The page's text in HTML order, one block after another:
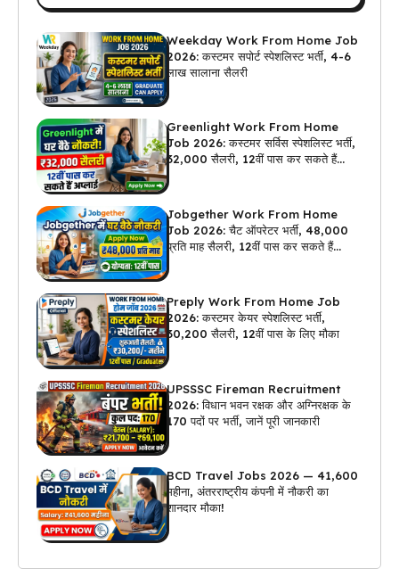
Weekday Work From Home Job
2026: कस्टमर सपोर्ट स्पेशलिस्ट भर्ती, 4-6
लाख सालाना सैलरी
Greenlight Work From Home
Job 2026: कस्टमर सर्विस स्पेशलिस्ट भर्ती,
₹32,000 सैलरी, 12वीं पास कर सकते हैं
Jobgether Work From Home
Job 2026: चैट ऑपरेटर भर्ती, ₹48,000
प्रति माह सैलरी, 12वीं पास कर सकते हैं
Preply Work From Home Job
2026: कस्टमर केयर स्पेशलिस्ट भर्ती,
₹30,200 सैलरी, 12वीं पास के लिए मौका
UPSSSC Fireman Recruitment
2026: विधान भवन रक्षक और अग्निरक्षक के
170 पदों पर भर्ती, जानें पूरी जानकारी
BCD Travel Jobs 2026 — ₹41,600
महीना, अंतरराष्ट्रीय कंपनी में नौकरी का
शानदार मौका!